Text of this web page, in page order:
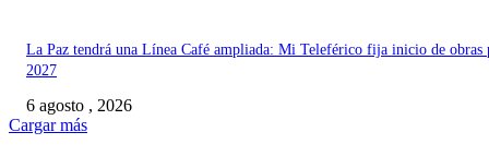
La Paz tendrá una Línea Café ampliada: Mi Teleférico fija inicio de obras
2027
6 agosto , 2026
Cargar más